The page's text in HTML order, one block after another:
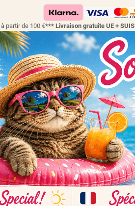
à partir de 100 €*** Livraison gratuite UE +